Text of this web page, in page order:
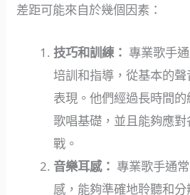
差距可能來自於幾個因素：
技巧和訓練： 專業歌手
培訓和指導，從基本的
表現。他們經過長時間
歌唱基礎，並且能夠應
戰。
音樂耳感： 專業歌手通
感，能夠準確地聆聽和